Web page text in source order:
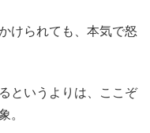
けられても、本気で怒
というよりは、ここぞ
。